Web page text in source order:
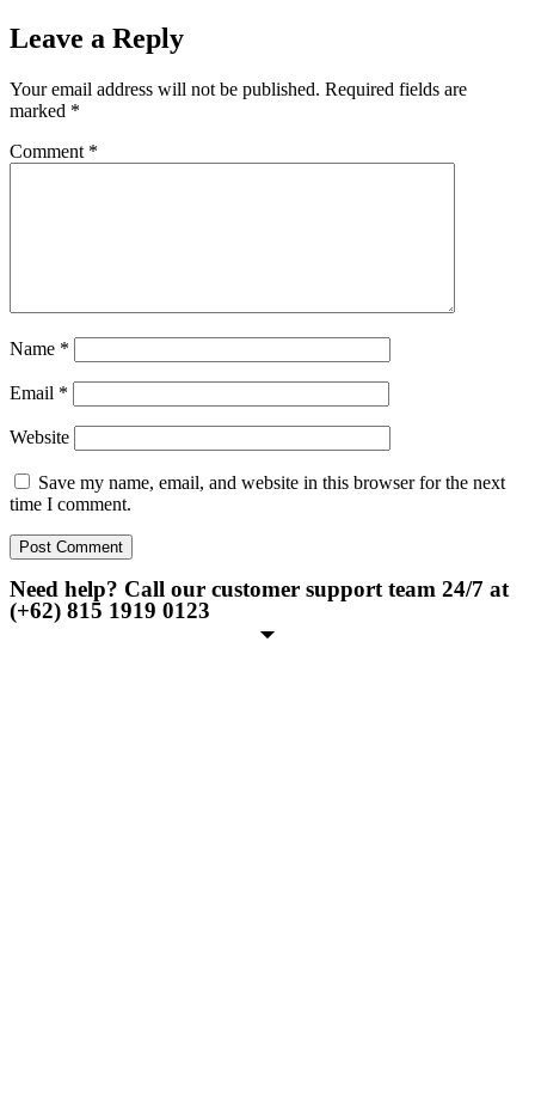
Leave a Reply
Your email address will not be published. Required fields are
marked *
Comment *
Name *
Email *
Website
Save my name, email, and website in this browser for the next
time I comment.
Need help? Call our customer support team 24/7 at
(+62) 815 1919 0123